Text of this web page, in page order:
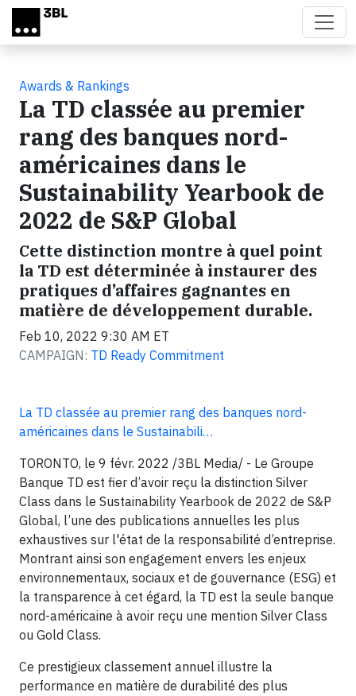
Skip to main content
Awards & Rankings
La TD classée au premier
rang des banques nord-
américaines dans le
Sustainability Yearbook de
2022 de S&P Global
Cette distinction montre à quel point
la TD est déterminée à instaurer des
pratiques d’affaires gagnantes en
matière de développement durable.
Feb 10, 2022 9:30 AM ET
CAMPAIGN: TD Ready Commitment
La TD classée au premier rang des banques nord-
américaines dans le Sustainabili…
TORONTO, le 9 févr. 2022 /3BL Media/ - Le Groupe
Banque TD est fier d’avoir reçu la distinction Silver
Class dans le Sustainability Yearbook de 2022 de S&P
Global, l’une des publications annuelles les plus
exhaustives sur l'état de la responsabilité d’entreprise.
Montrant ainsi son engagement envers les enjeux
environnementaux, sociaux et de gouvernance (ESG) et
la transparence à cet égard, la TD est la seule banque
nord-américaine à avoir reçu une mention Silver Class
ou Gold Class.
Ce prestigieux classement annuel illustre la
performance en matière de durabilité des plus